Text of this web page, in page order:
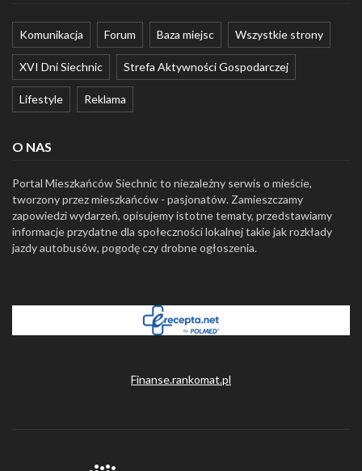
Komunikacja Forum Baza miejsc Wszystkie strony
XVI Dni Siechnic Strefa Aktywności Gospodarczej
Lifestyle Reklama
O NAS
Portal Mieszkańców Siechnic to niezależny serwis o mieście,
tworzony przez mieszkańców - pasjonatów. Zamieszczamy
zapowiedzi wydarzeń, opisujemy istotne tematy, przedstawiamy
informacje przydatne dla społeczności lokalnej takie jak rozkłady
jazdy autobusów, pogodę czy drobne ogłoszenia.
Finanse.rankomat.pl